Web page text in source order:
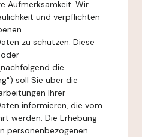
Aufmerksamkeit. Wir
und verpflichten
zu schützen. Diese
die
soll Sie über die
Ihrer
informieren, die vom
werden. Die Erhebung
personenbezogenen